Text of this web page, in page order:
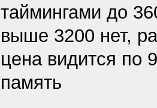
таймингами до
выше 3200 нет,
цена видится по
память